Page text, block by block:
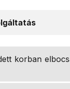
korban